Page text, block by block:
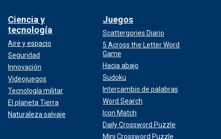
Ciencia y
tecnología
Aire y espacio
Seguridad
Innovación
Videojuegos
Tecnología militar
El planeta Tierra
Naturaleza salvaje
Juegos
Scattergories Diario
5 Across the Letter Word
Game
Hacia abajo
Sudoku
Intercambio de palabras
Word Search
Icon Match
Daily Crossword Puzzle
Mini Crossword Puzzle